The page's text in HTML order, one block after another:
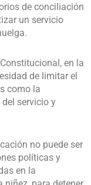
de conciliación
un servicio
en la
de limitar el
como la
servicio y
no puede ser
políticas y
en la